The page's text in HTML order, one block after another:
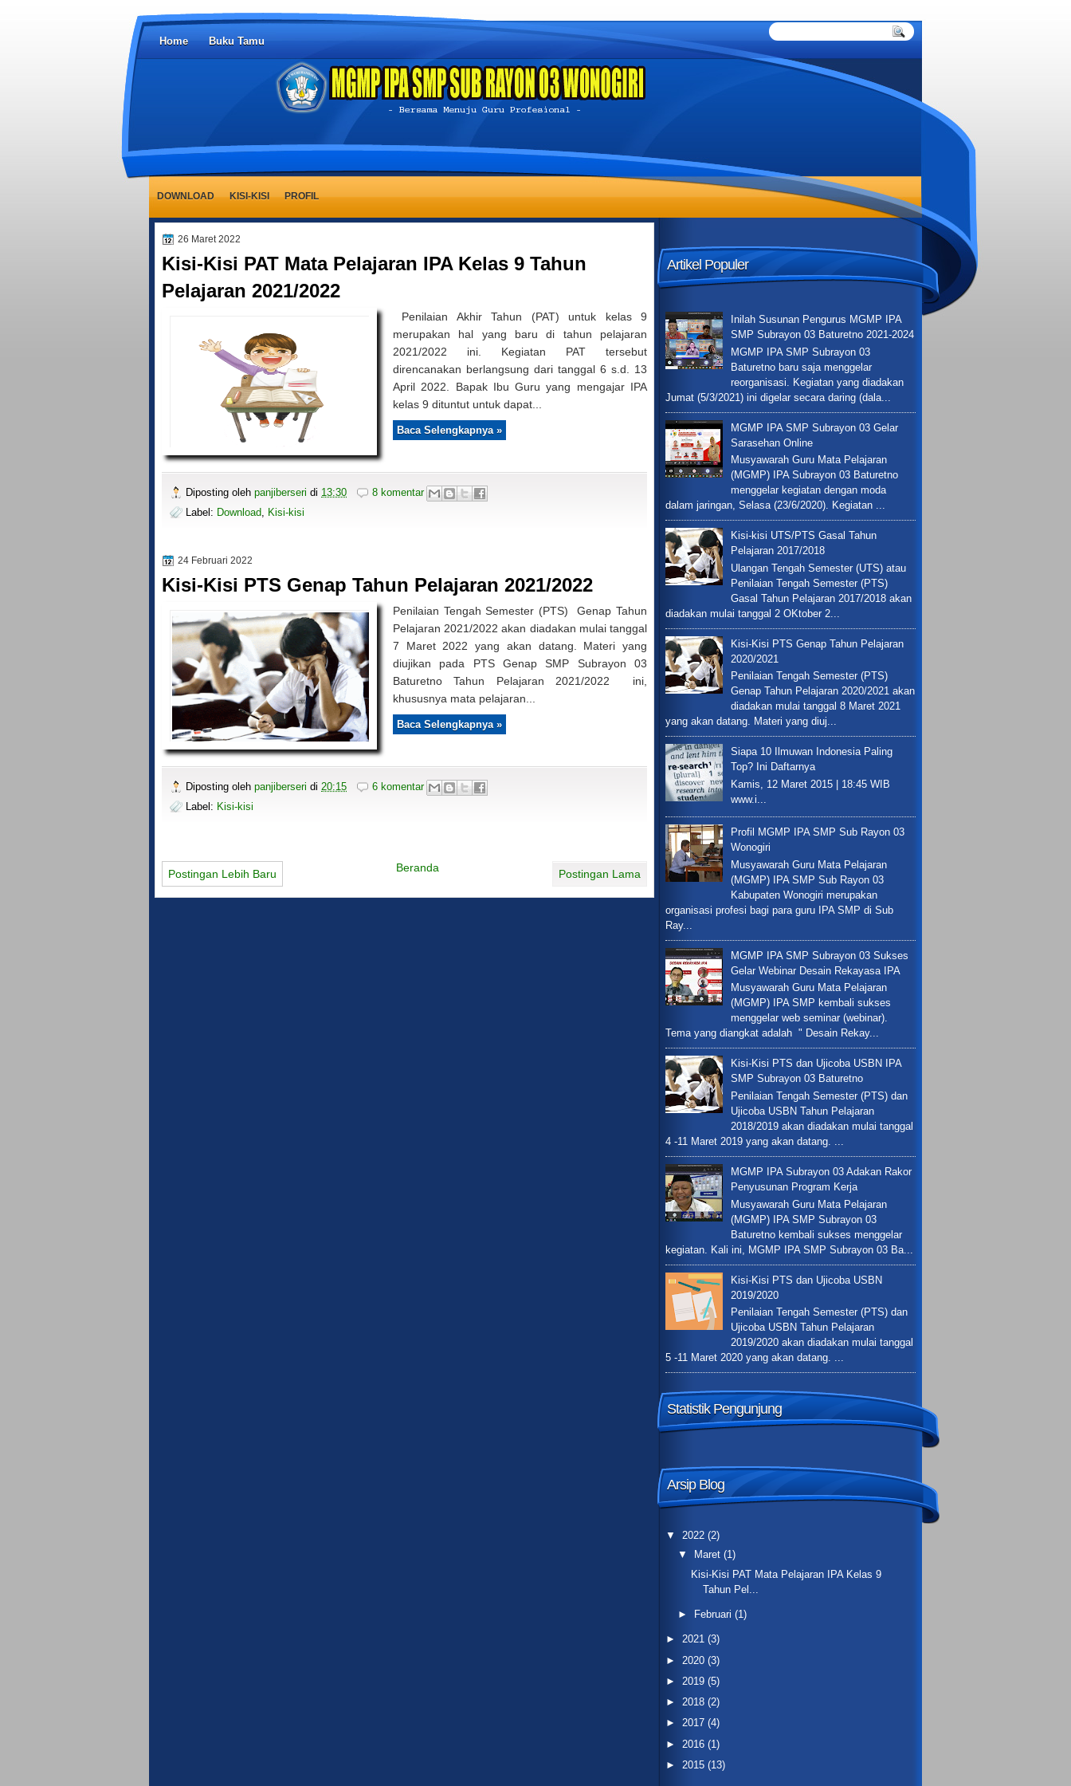
Home Buku Tamu
DOWNLOAD KISI-KISI PROFIL
26 Maret 2022
Kisi-Kisi PAT Mata Pelajaran IPA Kelas 9 Tahun
Pelajaran 2021/2022
Penilaian Akhir Tahun (PAT) untuk kelas 9
merupakan hal yang baru di tahun pelajaran
2021/2022 ini. Kegiatan PAT tersebut
direncanakan berlangsung dari tanggal 6 s.d. 13
April 2022. Bapak Ibu Guru yang mengajar IPA
kelas 9 dituntut untuk dapat...
Baca Selengkapnya »
Diposting oleh panjiberseri di 13:30
8 komentar
Label: Download, Kisi-kisi
24 Februari 2022
Kisi-Kisi PTS Genap Tahun Pelajaran 2021/2022
Penilaian Tengah Semester (PTS) Genap Tahun
Pelajaran 2021/2022 akan diadakan mulai tanggal
7 Maret 2022 yang akan datang. Materi yang
diujikan pada PTS Genap SMP Subrayon 03
Baturetno Tahun Pelajaran 2021/2022 ini,
khususnya mata pelajaran...
Baca Selengkapnya »
Diposting oleh panjiberseri di 20:15
6 komentar
Label: Kisi-kisi
Postingan Lebih Baru Postingan Lama
Beranda
Artikel Populer
Inilah Susunan Pengurus MGMP IPA
SMP Subrayon 03 Baturetno 2021-2024
MGMP IPA SMP Subrayon 03
Baturetno baru saja menggelar
reorganisasi. Kegiatan yang diadakan
Jumat (5/3/2021) ini digelar secara daring (dala...
MGMP IPA SMP Subrayon 03 Gelar
Sarasehan Online
Musyawarah Guru Mata Pelajaran
(MGMP) IPA Subrayon 03 Baturetno
menggelar kegiatan dengan moda
dalam jaringan, Selasa (23/6/2020). Kegiatan ...
Kisi-kisi UTS/PTS Gasal Tahun
Pelajaran 2017/2018
Ulangan Tengah Semester (UTS) atau
Penilaian Tengah Semester (PTS)
Gasal Tahun Pelajaran 2017/2018 akan
diadakan mulai tanggal 2 OKtober 2...
Kisi-Kisi PTS Genap Tahun Pelajaran
2020/2021
Penilaian Tengah Semester (PTS)
Genap Tahun Pelajaran 2020/2021 akan
diadakan mulai tanggal 8 Maret 2021
yang akan datang. Materi yang diuj...
Siapa 10 Ilmuwan Indonesia Paling
Top? Ini Daftarnya
Kamis, 12 Maret 2015 | 18:45 WIB
www.i...
Profil MGMP IPA SMP Sub Rayon 03
Wonogiri
Musyawarah Guru Mata Pelajaran
(MGMP) IPA SMP Sub Rayon 03
Kabupaten Wonogiri merupakan
organisasi profesi bagi para guru IPA SMP di Sub
Ray...
MGMP IPA SMP Subrayon 03 Sukses
Gelar Webinar Desain Rekayasa IPA
Musyawarah Guru Mata Pelajaran
(MGMP) IPA SMP kembali sukses
menggelar web seminar (webinar).
Tema yang diangkat adalah " Desain Rekay...
Kisi-Kisi PTS dan Ujicoba USBN IPA
SMP Subrayon 03 Baturetno
Penilaian Tengah Semester (PTS) dan
Ujicoba USBN Tahun Pelajaran
2018/2019 akan diadakan mulai tanggal
4 -11 Maret 2019 yang akan datang. ...
MGMP IPA Subrayon 03 Adakan Rakor
Penyusunan Program Kerja
Musyawarah Guru Mata Pelajaran
(MGMP) IPA SMP Subrayon 03
Baturetno kembali sukses menggelar
kegiatan. Kali ini, MGMP IPA SMP Subrayon 03 Ba...
Kisi-Kisi PTS dan Ujicoba USBN
2019/2020
Penilaian Tengah Semester (PTS) dan
Ujicoba USBN Tahun Pelajaran
2019/2020 akan diadakan mulai tanggal
5 -11 Maret 2020 yang akan datang. ...
Statistik Pengunjung
Arsip Blog
▼ 2022 (2)
▼
Maret(1)
Kisi-Kisi PAT Mata Pelajaran IPA Kelas 9
Tahun Pel...
► Februari(1)
► 2021 (3)
► 2020 (3)
► 2019 (5)
► 2018 (2)
► 2017 (4)
► 2016 (1)
► 2015 (13)